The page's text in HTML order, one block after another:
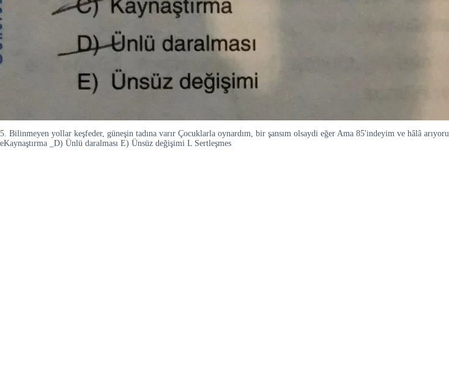
5. Bilinmeyen yollar keşfeder, güneşin tadına varır Çocuklarla oynardım, bir şansım olsaydi eğer Ama 85'indeyim ve hâlâ
eKaynaştırma _D) Ünlü daralması E) Ünsüz değişimi L Sertleşmes